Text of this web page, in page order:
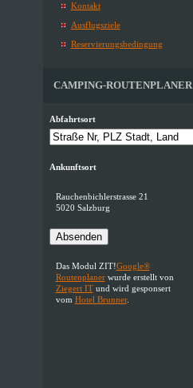
Kontakt
Ausflugsziele
Reservierungsbedingung
CAMPING-ROUTENPLANER
Abfahrtsort
Ankunftsort
Rauchenbichlerstrasse 21
5020 Salzburg
Absenden
Das Modul ZIT!Google®
Routenplanerwurde erstellt von
Ziegert ITund wird gesponsert
vom Hotel Brunner.